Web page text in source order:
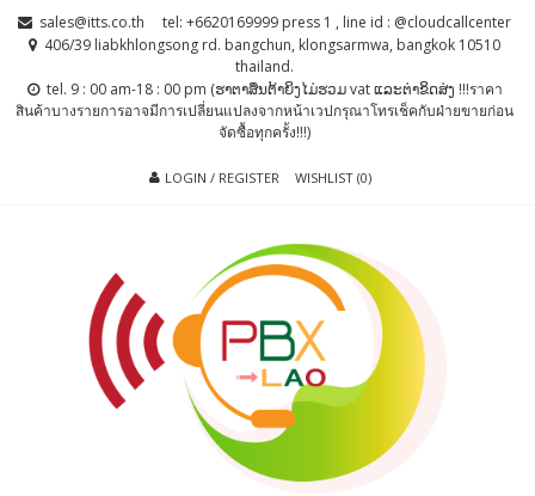
Skip
Skip sales@itts.co.th
tel: +6620169999 press 1 , line id : @cloudcallcenter
406/39 liabkhlongsong rd. bangchun, klongsarmwa, bangkok 10510
thailand.
tel. 9 : 00 am-18 : 00 pm (ຮາຕາສຶນຕ້າຍິງໄມ່ຮວມ vat ແລະຕ່າຂິດສ່ງ !!!ราคา
สินค้าบางรายการอาจมีการเปลี่ยนแปลงจากหน้าเวปกรุณาโทรเช็คกับฝ่ายขายก่อน
จัดซื้อทุกครั้ง!!!)
LOGIN / REGISTER WISHLIST (0)